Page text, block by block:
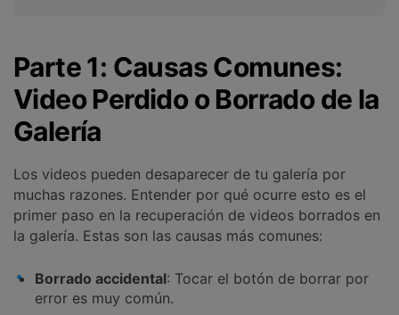
Parte 1: Causas Comunes:
Video Perdido o Borrado de la
Galería
Los videos pueden desaparecer de tu galería por
muchas razones. Entender por qué ocurre esto es el
primer paso en la recuperación de videos borrados en
la galería. Estas son las causas más comunes:
Borrado accidental: Tocar el botón de borrar por
error es muy común.